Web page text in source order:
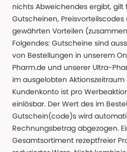
nichts Abweichendes ergibt, gilt
Gutscheinen,
gewährten Vorteilen
Folgendes: Gutscheine sind
von Bestellungen in unserem
Pharm.de und unserer Ultra-
im ausgelobten Aktionszeitraum
Kundenkonto ist pro
einlösbar. Der Wert des im
Gutschein(code)s wird
Rechnungsbetrag abgezogen.
Gesamtsortiment rezeptfreier